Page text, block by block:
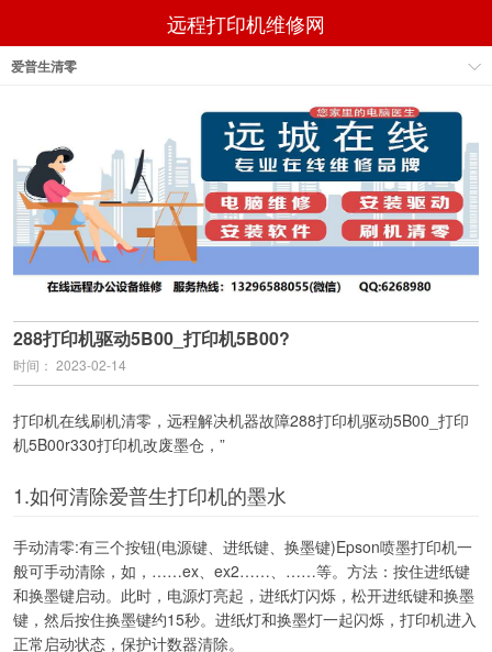
远程打印机维修网
爱普生清零
288打印机驱动5B00_打印机5B00?
时间： 2023-02-14
打印机在线刷机清零，远程解决机器故障288打印机驱动5B00_打印
机5B00r330打印机改废墨仓，”
1.如何清除爱普生打印机的墨水
手动清零:有三个按钮(电源键、进纸键、换墨键)Epson喷墨打印机一
般可手动清除，如，……ex、ex2……、……等。方法：按住进纸键
和换墨键启动。此时，电源灯亮起，进纸灯闪烁，松开进纸键和换墨
键，然后按住换墨键约15秒。进纸灯和换墨灯一起闪烁，打印机进入
正常启动状态，保护计数器清除。